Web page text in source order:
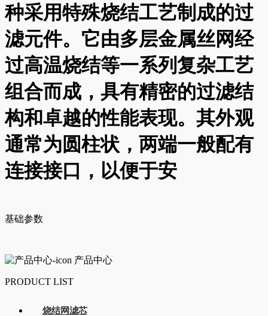
种采用特殊烧结工艺制成的过
滤元件。它由多层金属丝网经
过高温烧结等一系列复杂工艺
组合而成，具有精密的过滤结
构和卓越的性能表现。其外观
通常为圆柱状，两端一般配有
连接接口，以便于安
基础参数
产品中心
PRODUCT LIST
烧结网滤芯